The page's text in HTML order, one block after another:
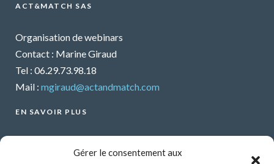
Gérer le consentement aux
ACT&MATCH SAS
Organisation de webinars
Contact : Marine Giraud
Tel : 06.29.73.98.18
Mail : mgiraud@actandmatch.com
EN SAVOIR PLUS
Organiser un webinar